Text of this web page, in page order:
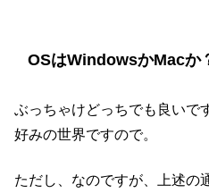
OSはWindowsかMacか
ぶっちゃけどっちでも良いで
好みの世界ですので。
ただし、なのですが、上述の